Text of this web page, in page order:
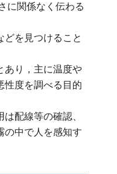
に関係なく伝わる
どを見つけること
あり，主に温度や
性度を調べる目的
配線等の確認、
の中で人を感知す